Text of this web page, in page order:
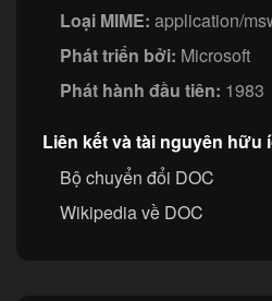
Loại MIME: application/
Phát triển bởi: Microsoft
Phát hành đầu tiên: 1983
Liên kết và tài nguyên hữu
Bộ chuyển đổi DOC
Wikipedia về DOC